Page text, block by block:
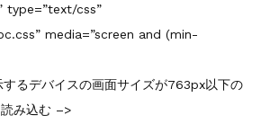
type=”text/css”
media=”screen and (min-
るデバイスの画面サイズが763px以下の
み込む –>